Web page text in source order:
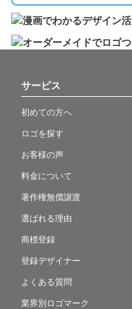
サービス
初めての方へ
ロゴを探す
お客様の声
料金について
著作権無償譲渡
選ばれる理由
商標登録
登録デザイナー
よくある質問
業界別ロゴマーク